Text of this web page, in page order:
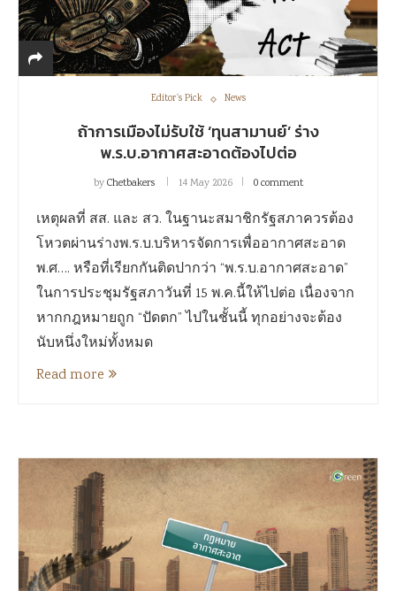
Editor's Pick News
ถ้าการเมืองไม่รับใช้ ‘ทุนสามานย์’ ร่าง
พ.ร.บ.อากาศสะอาดต้องไปต่อ
byChetbakers 14 May 2026 0 comment
เหตุผลที่ สส. และ สว. ในฐานะสมาชิกรัฐสภาควรต้อง
โหวตผ่านร่างพ.ร.บ.บริหารจัดการเพื่ออากาศสะอาด
พ.ศ…. หรือที่เรียกกันติดปากว่า “พ.ร.บ.อากาศสะอาด”
ในการประชุมรัฐสภาวันที่ 15 พ.ค.นี้ให้ไปต่อ เนื่องจาก
หากกฎหมายถูก “ปัดตก” ไปในชั้นนี้ ทุกอย่างจะต้อง
นับหนึ่งใหม่ทั้งหมด
Read more